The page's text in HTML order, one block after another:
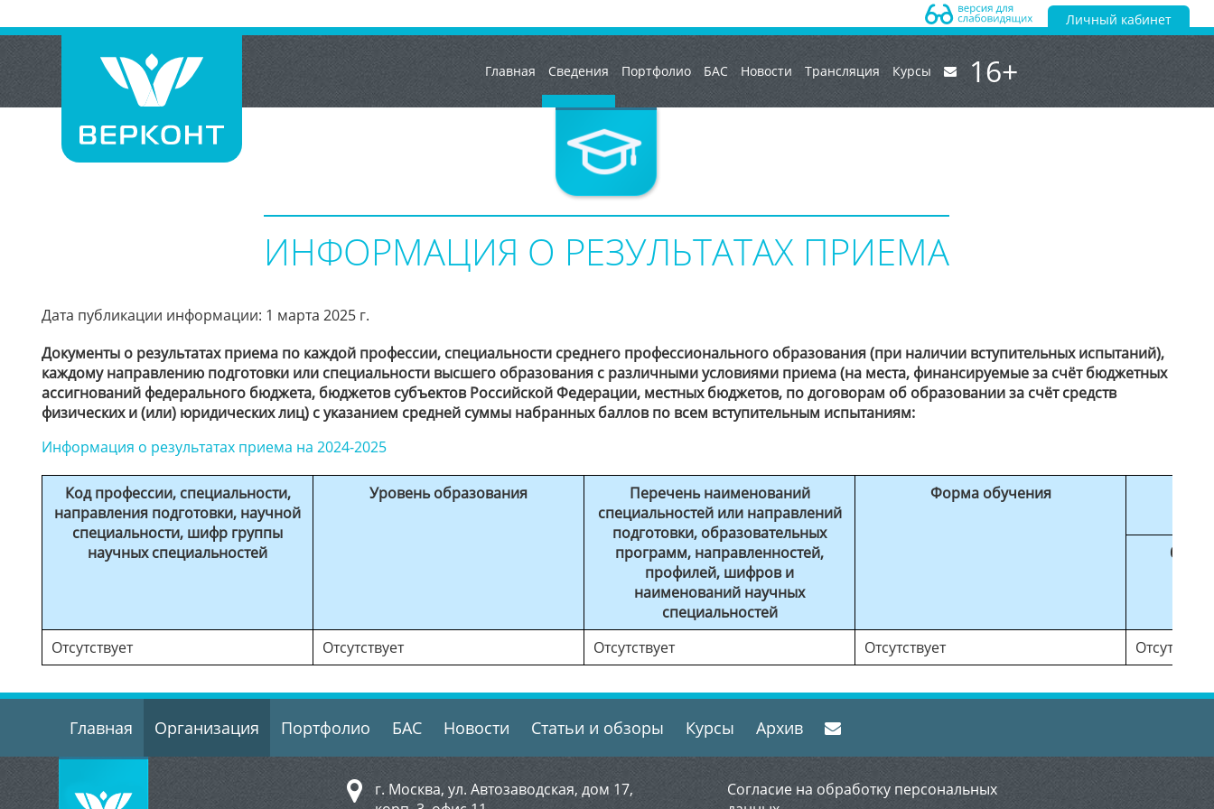
Личный кабинет
Главная Сведения Портфолио БАС Новости Трансляция Курсы 16+
ИНФОРМАЦИЯ О РЕЗУЛЬТАТАХ ПРИЕМА
Дата публикации информации: 1 марта 2025 г.
Документы о результатах приема по каждой профессии, специальности среднего профессионального образования (при наличии вступительных испытаний),
каждому направлению подготовки или специальности высшего образования с различными условиями приема (на места, финансируемые за счёт бюджетных
ассигнований федерального бюджета, бюджетов субъектов Российской Федерации, местных бюджетов, по договорам об образовании за счёт средств
физических и (или) юридических лиц) с указанием средней суммы набранных баллов по всем вступительным испытаниям:
Информация о результатах приема на 2024-2025
Код профессии, специальности,
направления подготовки, научной
специальности, шифр группы
научных специальностей
Уровень образования
Перечень наименований
специальностей или направлений
подготовки, образовательных
программ, направленностей,
профилей, шифров и
наименований научных
специальностей
Форма обучения
Отсутствует Отсутствует Отсутствует Отсутствует
Главная Организация Портфолио БАС Новости Статьи и обзоры Курсы Архив
г. Москва, ул. Автозаводская, дом 17,
Согласие на обработку персональных